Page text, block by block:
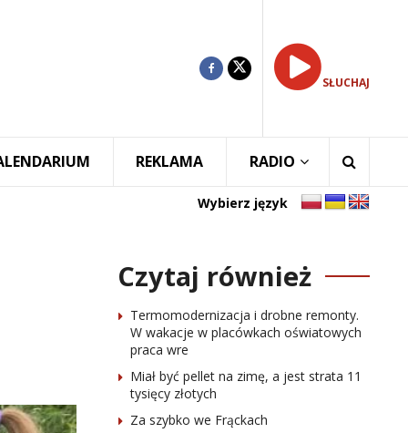
SŁUCHAJ
REKLAMA RADIO
Wybierz język
Czytaj również
Termomodernizacja i drobne remonty.
W wakacje w placówkach oświatowych
praca wre
Miał być pellet na zimę, a jest strata 11
tysięcy złotych
Za szybko we Frąckach